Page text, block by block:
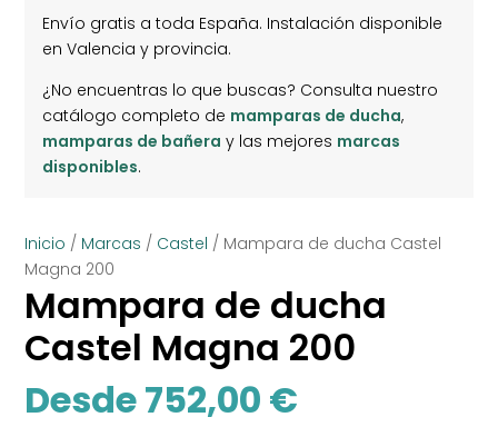
Envío gratis a toda España. Instalación disponible
en Valencia y provincia.
¿No encuentras lo que buscas? Consulta nuestro
catálogo completo de mamparas de ducha,
mamparas de bañera y las mejores marcas
disponibles.
Inicio / Marcas / Castel / Mampara de ducha Castel
Magna 200
Mampara de ducha
Castel Magna 200
Desde752,00 €